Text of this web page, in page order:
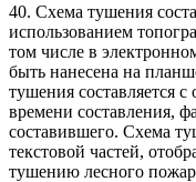
40. Схема тушения
использованием
том числе в
быть нанесена на
тушения составляется
времени составления,
составившего. Схема
текстовой частей,
тушению лесного